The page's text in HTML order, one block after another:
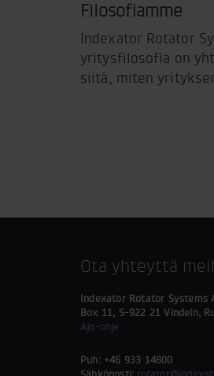
Filosofiamme
Indexator Rotator
yritysfilosofia on
siitä, miten
Ota yhteyttä
Indexator Rotator Systems
Box 11, S-922 21 Vindeln,
Ajo-ohje
Puh: +46 933 14800